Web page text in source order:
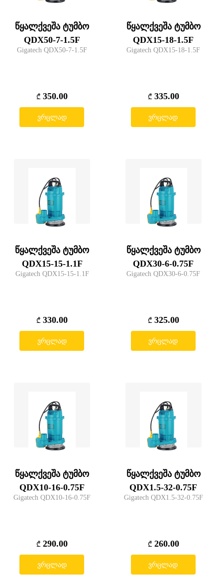
წყალქვეშა ტუმბო
QDX50-7-1.5F
Gigatech QDX50-7-1.5F
₾ 350.00
ვრცლად
წყალქვეშა ტუმბო
QDX15-18-1.5F
Gigatech QDX15-18-1.5F
₾ 335.00
ვრცლად
წყალქვეშა ტუმბო
QDX15-15-1.1F
Gigatech QDX15-15-1.1F
₾ 330.00
ვრცლად
წყალქვეშა ტუმბო
QDX30-6-0.75F
Gigatech QDX30-6-0.75F
₾ 325.00
ვრცლად
წყალქვეშა ტუმბო
QDX10-16-0.75F
Gigatech QDX10-16-0.75F
₾ 290.00
ვრცლად
წყალქვეშა ტუმბო
QDX1.5-32-0.75F
Gigatech QDX1.5-32-0.75F
₾ 260.00
ვრცლად